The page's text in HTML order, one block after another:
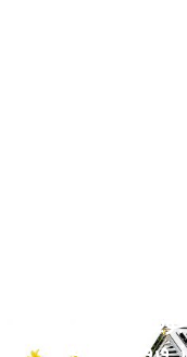
در انرژی
ورود گرما به